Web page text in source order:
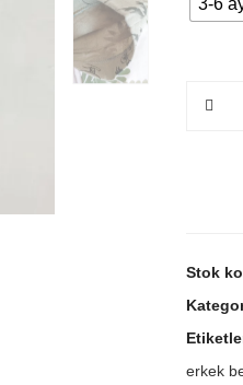
3-6
Stok
erkek